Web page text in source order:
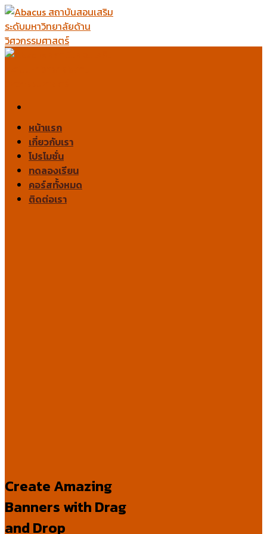
Skip
to
content
หน้าแรก
เกี่ยวกับเรา
โปรโมชั่น
ทดลองเรียน
คอร์สทั้งหมด
ติดต่อเรา
Create Amazing
Banners with Drag
and Drop